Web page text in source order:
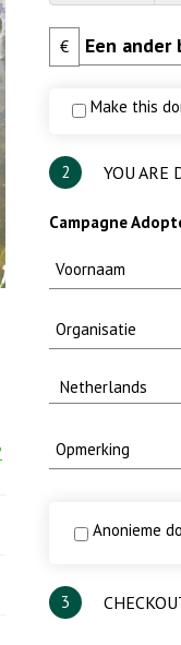
€
Make this
2 YOU ARE
Campagne
Anonieme
3
fuut met baars
rietvoorns 4a verscherpt
MOOI
kattenklimtouw
1 snoekje elly